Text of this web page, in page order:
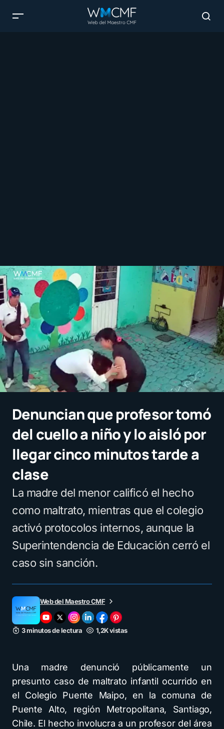
Denuncian que profesor tomó
del cuello a niño y lo aisló por
llegar cinco minutos tarde a
clase
La madre del menor calificó el hecho
como maltrato, mientras que el colegio
activó protocolos internos, aunque la
Superintendencia de Educación cerró el
caso sin sanción.
Web del Maestro CMF
3 minutos de lectura 1,2K vistas
Una madre denunció públicamente un
presunto caso de maltrato infantil ocurrido en
el Colegio Puente Maipo, en la comuna de
Puente Alto, región Metropolitana, Santiago,
Chile. El hecho involucra a un profesor del área